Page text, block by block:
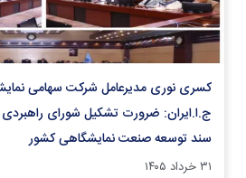
کسری نوری مدیرعامل شرکت سهامی
ج.ا.ایران: ضرورت تشکیل شورای
سند توسعه صنعت نمایشگاهی کشور
۳۱ خرداد ۱۴۰۵